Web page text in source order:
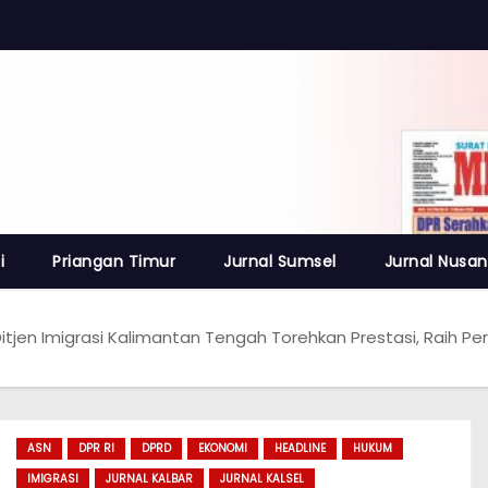
Priangan Timur Jurnal Sumsel Jurnal
Imigrasi Kalimantan Tengah Torehkan Prestasi, Raih
ASN DPR RI DPRD EKONOMI HEADLINE
HUKUM
IMIGRASI
JURNAL KALBAR
JURNAL KALSEL